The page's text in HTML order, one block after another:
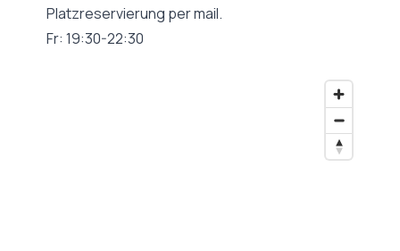
Platzreservierung per mail.
Fr: 19:30-22:30